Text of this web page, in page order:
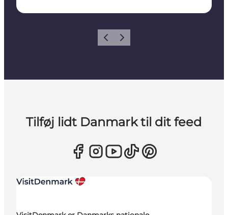
ForrigeNæste
Tilføj lidt Danmark til dit feed